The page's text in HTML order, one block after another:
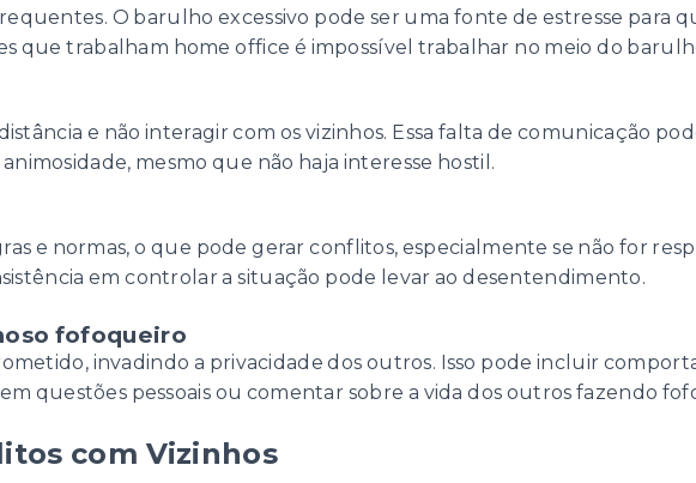
O barulho excessivo pode ser uma fonte de estresse para
que trabalham home office é impossível trabalhar no meio do
e não interagir com os vizinhos. Essa falta de comunicação
mesmo que não haja interesse hostil.
e normas, o que pode gerar conflitos, especialmente se não for
em controlar a situação pode levar ao desentendimento.
fofoqueiro
invadindo a privacidade dos outros. Isso pode incluir
questões pessoais ou comentar sobre a vida dos outros fazendo
com Vizinhos